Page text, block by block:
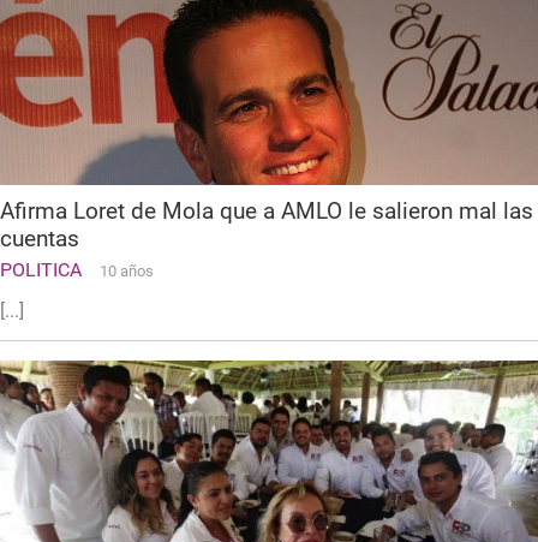
Afirma Loret de Mola que a AMLO le salieron mal las
cuentas
POLITICA 10 años
[...]